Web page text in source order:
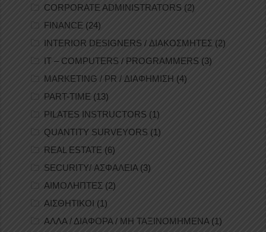
CORPORATE ADMINISTRATORS (2)
FINANCE (24)
INTERIOR DESIGNERS / ΔΙΑΚΟΣΜΗΤΕΣ (2)
IT – COMPUTERS / PROGRAMMERS (3)
MARKETING / PR / ΔΙΑΦΗΜΙΣΗ (4)
PART-TIME (13)
PILATES INSTRUCTORS (1)
QUANTITY SURVEYORS (1)
REAL ESTATE (6)
SECURITY/ ΑΣΦΑΛΕΙΑ(3)
ΑΙΜΟΛΗΠΤΕΣ (2)
ΑΙΣΘΗΤΙΚΟΙ (1)
ΑΛΛΑ / ΔΙΑΦΟΡΑ / ΜΗ ΤΑΞΙΝΟΜΗΜΕΝΑ(1)